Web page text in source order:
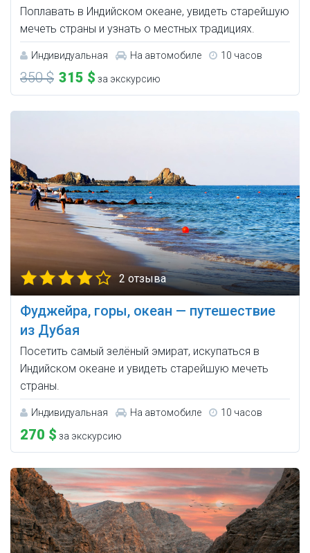
Поплавать в Индийском океане, увидеть старейшую
мечеть страны и узнать о местных традициях.
Индивидуальная На автомобиле 10 часов
350 $ 315 $ за экскурсию
2 отзыва
Фуджейра, горы, океан — путешествие
из Дубая
Посетить самый зелёный эмират, искупаться в
Индийском океане и увидеть старейшую мечеть
страны.
Индивидуальная На автомобиле 10 часов
270 $ за экскурсию